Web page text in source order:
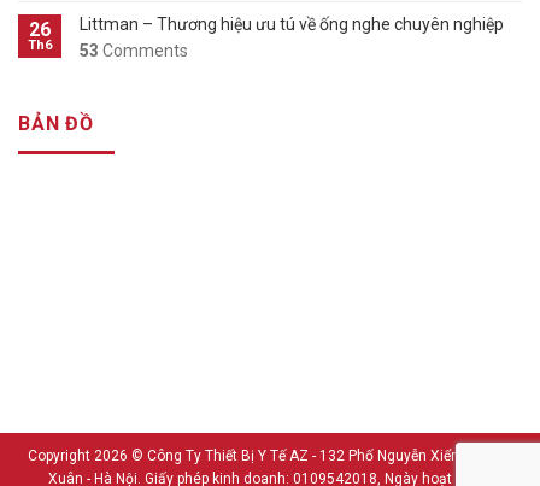
26
Th6
Littman – Thương hiệu ưu tú về ống nghe chuyên nghiệp
53 Comments
BẢN ĐỒ
Copyright 2026 © Công Ty Thiết Bị Y Tế AZ - 132 Phố Nguyễn Xiển - Thanh
Xuân - Hà Nội. Giấy phép kinh doanh: 0109542018, Ngày hoạt động: